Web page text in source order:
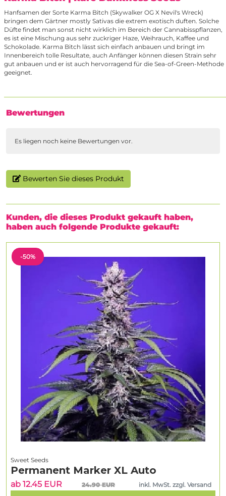
Hanfsamen der Sorte Karma Bitch (Skywalker OG X Nevil's Wreck)
bringen dem Gärtner mostly Sativas die extrem exotisch duften. Solche
Düfte findet man sonst nicht wirklich im Bereich der Cannabisspflanzen,
es ist eine Mischung aus sehr zuckriger Haze, Weihrauch, Kaffee und
Schokolade. Karma Bitch lässt sich einfach anbauen und bringt im
Innenbereich tolle Resultate, auch Anfänger können diesen Strain sehr
gut anbauen und er ist auch hervorragend für die Sea-of-Green-Methode
geeignet.
Bewertungen
Es liegen noch keine Bewertungen vor.
Bewerten Sie dieses Produkt
Kunden, die dieses Produkt gekauft haben,
haben auch folgende Produkte gekauft:
-50%
Sweet Seeds
Permanent Marker XL Auto
ab 12.45 EUR 24.90 EUR inkl. MwSt. zzgl. Versand